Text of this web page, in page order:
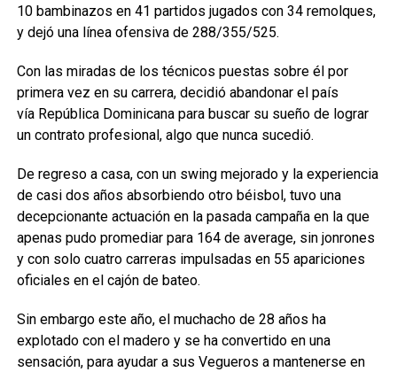
10 bambinazos en 41 partidos jugados con 34 remolques,
y dejó una línea ofensiva de 288/355/525.
Con las miradas de los técnicos puestas sobre él por
primera vez en su carrera, decidió abandonar el país
vía República Dominicana para buscar su sueño de lograr
un contrato profesional, algo que nunca sucedió.
De regreso a casa, con un swing mejorado y la experiencia
de casi dos años absorbiendo otro béisbol, tuvo una
decepcionante actuación en la pasada campaña en la que
apenas pudo promediar para 164 de average, sin jonrones
y con solo cuatro carreras impulsadas en 55 apariciones
oficiales en el cajón de bateo.
Sin embargo este año, el muchacho de 28 años ha
explotado con el madero y se ha convertido en una
sensación, para ayudar a sus Vegueros a mantenerse en